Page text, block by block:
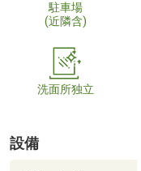
駐車場
(近隣含)
洗面所独立
設備